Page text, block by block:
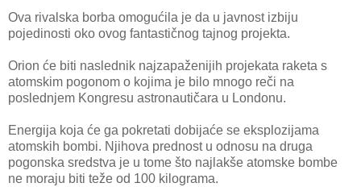
Ova rivalska borba omogućila je da u javnost izbiju
pojedinosti oko ovog fantastičnog tajnog projekta.
Orion će biti naslednik najzapaženijih projekata raketa s
atomskim pogonom o kojima je bilo mnogo reči na
poslednjem Kongresu astronautičara u Londonu.
Energija koja će ga pokretati dobijaće se eksplozijama
atomskih bombi. Njihova prednost u odnosu na druga
pogonska sredstva je u tome što najlakše atomske bombe
ne moraju biti teže od 100 kilograma.